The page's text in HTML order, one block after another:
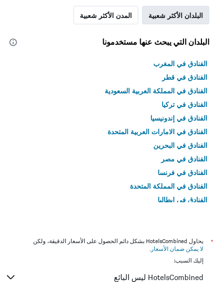
البلدان الأكثر شعبية المدن الأكثر شعبية
البلدان التي يبحث عنها مستخدمونا
الفنادق في المغرب
الفنادق في قطر
الفنادق في المملكة العربية السعودية
الفنادق في تركيا
الفنادق في إندونيسيا
الفنادق في الامارات العربية المتحدة
الفنادق في البحرين
الفنادق في مصر
الفنادق في فرنسا
الفنادق في المملكة المتحدة
الفنادق في إيطاليا
*
يحاول HotelsCombined بشكل دائم الحصول على الأسعار الدقيقة، ولكن
لا يمكن ضمان الأسعار .
إليك السبب:
HotelsCombined ليس البائع